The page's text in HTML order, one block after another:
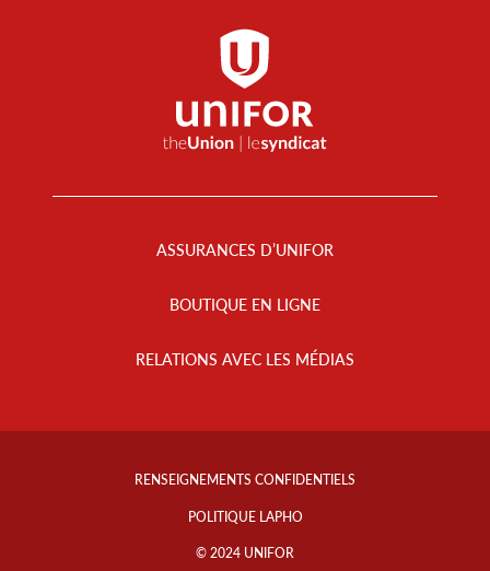
ASSURANCES D’UNIFOR
BOUTIQUE EN LIGNE
RELATIONS AVEC LES MÉDIAS
Footer
RENSEIGNEMENTS CONFIDENTIELS
POLITIQUE LAPHO
© 2024 UNIFOR